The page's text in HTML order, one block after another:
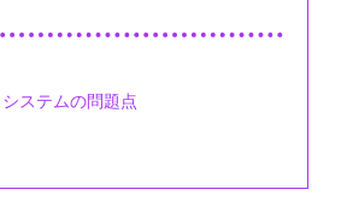
ステムの問題点